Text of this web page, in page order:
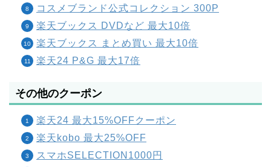
コスメブランド公式コレクション 300P
楽天ブックス DVDなど 最大10倍
楽天ブックス まとめ買い 最大10倍
楽天24 P&G 最大17倍
その他のクーポン
楽天24 最大15%OFFクーポン
楽天kobo 最大25%OFF
スマホSELECTION1000円